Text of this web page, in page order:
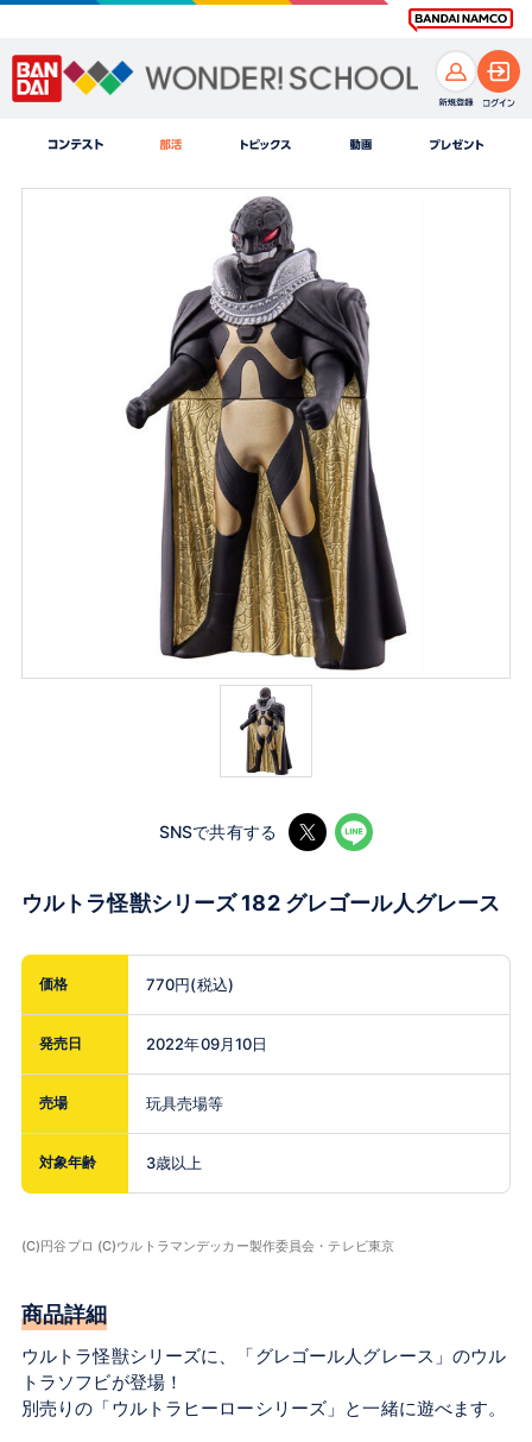
SNSで共有する
ウルトラ怪獣シリーズ 182 グレゴール人グレース
価格 770円(税込)
発売日 2022年09月10日
売場 玩具売場等
対象年齢 3歳以上
(C)円谷プロ (C)ウルトラマンデッカー製作委員会・テレビ東京
商品詳細
ウルトラ怪獣シリーズに、「グレゴール人グレース」のウル
トラソフビが登場！
別売りの「ウルトラヒーローシリーズ」と一緒に遊べます。